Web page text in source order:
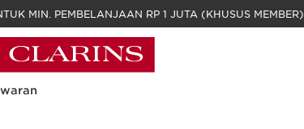
GRATIS BIAYA PENGIRIMAN UNTUK MIN. PEMBELANJAAN RP 1 JUTA (KHUSUS MEMBER)